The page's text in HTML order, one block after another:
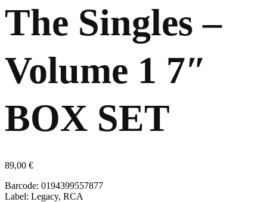
The Singles –
Volume 1 7″
BOX SET
89,00 €
Barcode: 0194399557877
Label: Legacy, RCA